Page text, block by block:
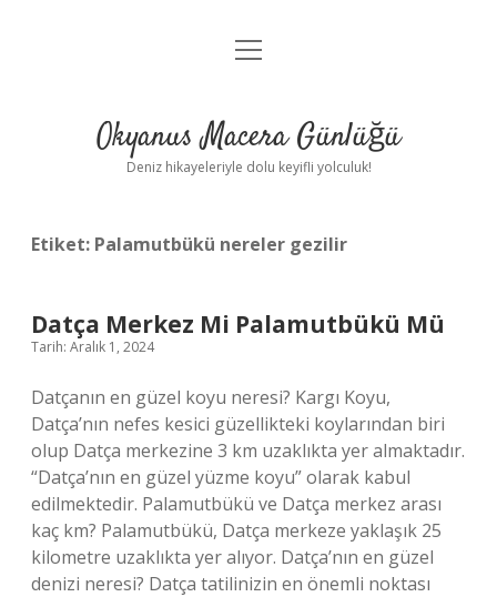
Anasayfa
Yasal Uyarı
menüyü
Okyanus Macera Günlüğü
Deniz hikayeleriyle dolu keyifli yolculuk!
Etiket: Palamutbükü nereler gezilir
Datça Merkez Mi Palamutbükü Mü
Tarih: Aralık 1, 2024
Datçanın en güzel koyu neresi? Kargı Koyu,
Datça’nın nefes kesici güzellikteki koylarından biri
olup Datça merkezine 3 km uzaklıkta yer almaktadır.
“Datça’nın en güzel yüzme koyu” olarak kabul
edilmektedir. Palamutbükü ve Datça merkez arası
kaç km? Palamutbükü, Datça merkeze yaklaşık 25
kilometre uzaklıkta yer alıyor. Datça’nın en güzel
denizi neresi? Datça tatilinizin en önemli noktası